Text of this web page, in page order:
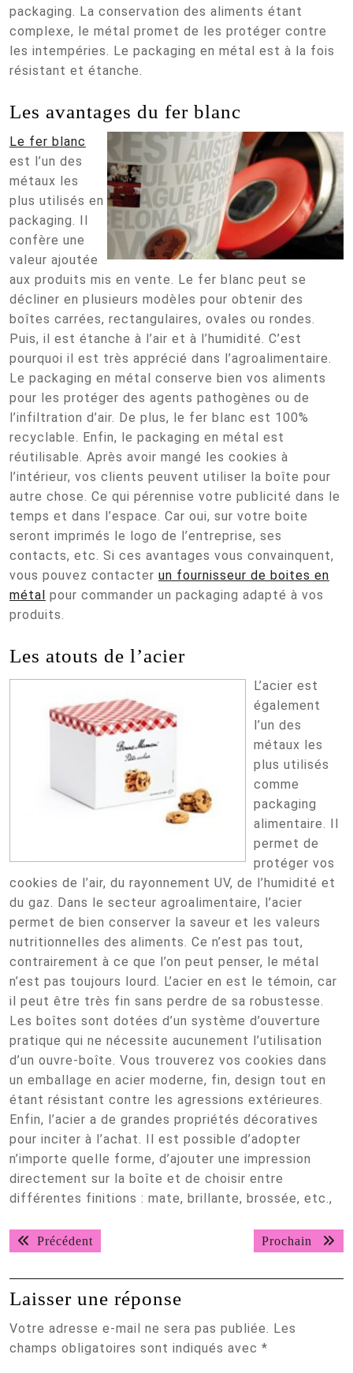
packaging. La conservation des aliments étant
complexe, le métal promet de les protéger contre
les intempéries. Le packaging en métal est à la fois
résistant et étanche.
Les avantages du fer blanc
Le fer blanc
est l’un des
métaux les
plus utilisés en
packaging. Il
confère une
valeur ajoutée
aux produits mis en vente. Le fer blanc peut se
décliner en plusieurs modèles pour obtenir des
boîtes carrées, rectangulaires, ovales ou rondes.
Puis, il est étanche à l’air et à l’humidité. C’est
pourquoi il est très apprécié dans l’agroalimentaire.
Le packaging en métal conserve bien vos aliments
pour les protéger des agents pathogènes ou de
l’infiltration d’air. De plus, le fer blanc est 100%
recyclable. Enfin, le packaging en métal est
réutilisable. Après avoir mangé les cookies à
l’intérieur, vos clients peuvent utiliser la boîte pour
autre chose. Ce qui pérennise votre publicité dans le
temps et dans l’espace. Car oui, sur votre boite
seront imprimés le logo de l’entreprise, ses
contacts, etc. Si ces avantages vous convainquent,
vous pouvez contacter un fournisseur de boites en
métal pour commander un packaging adapté à vos
produits.
Les atouts de l’acier
L’acier est
également
l’un des
métaux les
plus utilisés
comme
packaging
alimentaire. Il
permet de
protéger vos
cookies de l’air, du rayonnement UV, de l’humidité et
du gaz. Dans le secteur agroalimentaire, l’acier
permet de bien conserver la saveur et les valeurs
nutritionnelles des aliments. Ce n’est pas tout,
contrairement à ce que l’on peut penser, le métal
n’est pas toujours lourd. L’acier en est le témoin, car
il peut être très fin sans perdre de sa robustesse.
Les boîtes sont dotées d’un système d’ouverture
pratique qui ne nécessite aucunement l’utilisation
d’un ouvre-boîte. Vous trouverez vos cookies dans
un emballage en acier moderne, fin, design tout en
étant résistant contre les agressions extérieures.
Enfin, l’acier a de grandes propriétés décoratives
pour inciter à l’achat. Il est possible d’adopter
n’importe quelle forme, d’ajouter une impression
directement sur la boîte et de choisir entre
différentes finitions : mate, brillante, brossée, etc.,
Navigation
de
l’article
Précédent Prochain
Laisser une réponse
Votre adresse e-mail ne sera pas publiée.
Les
champs obligatoires sont indiqués avec *